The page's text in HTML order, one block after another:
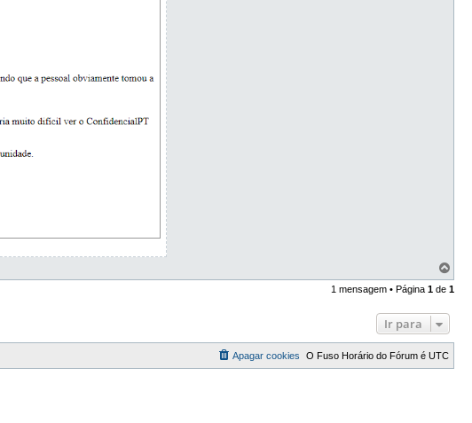
o
p
1 mensagem • Página 1 de 1
Ir para
O Fuso Horário do Fórum é UTC
Apagar cookies